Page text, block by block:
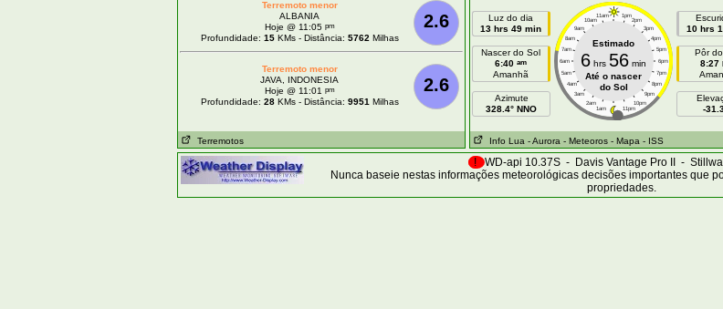
2.6
Terremoto menor
ALBANIA
Hoje @ 11:05 pm
Profundidade: 15KMs - Distância: 5762 Milhas
2.6
Terremoto menor
JAVA, INDONESIA
Hoje @ 11:01 pm
Profundidade: 28KMs - Distância: 9951 Milhas
Terremotos
Luz do dia
13 hrs 49 min
Nascer do Sol
6:40 am
Amanhã
Azimute
328.4° NNO
11am 1pm
10am 2pm
9am 3pm
8am 4pm
7am 5pm
6am 6pm
5am 7pm
4am 8pm
3am 9pm
2am 10pm
1am 11pm
Estimado
6 hrs 56 min
Até o nascer
do Sol
10 hrs
Pôr
8:27
-
Info Lua - Aurora - Meteoros - Mapa - ISS
!
WD-api 10.37S - Davis Vantage Pro II -
Nunca baseie nestas informações meteorológicas decisões importantes que
propriedades.